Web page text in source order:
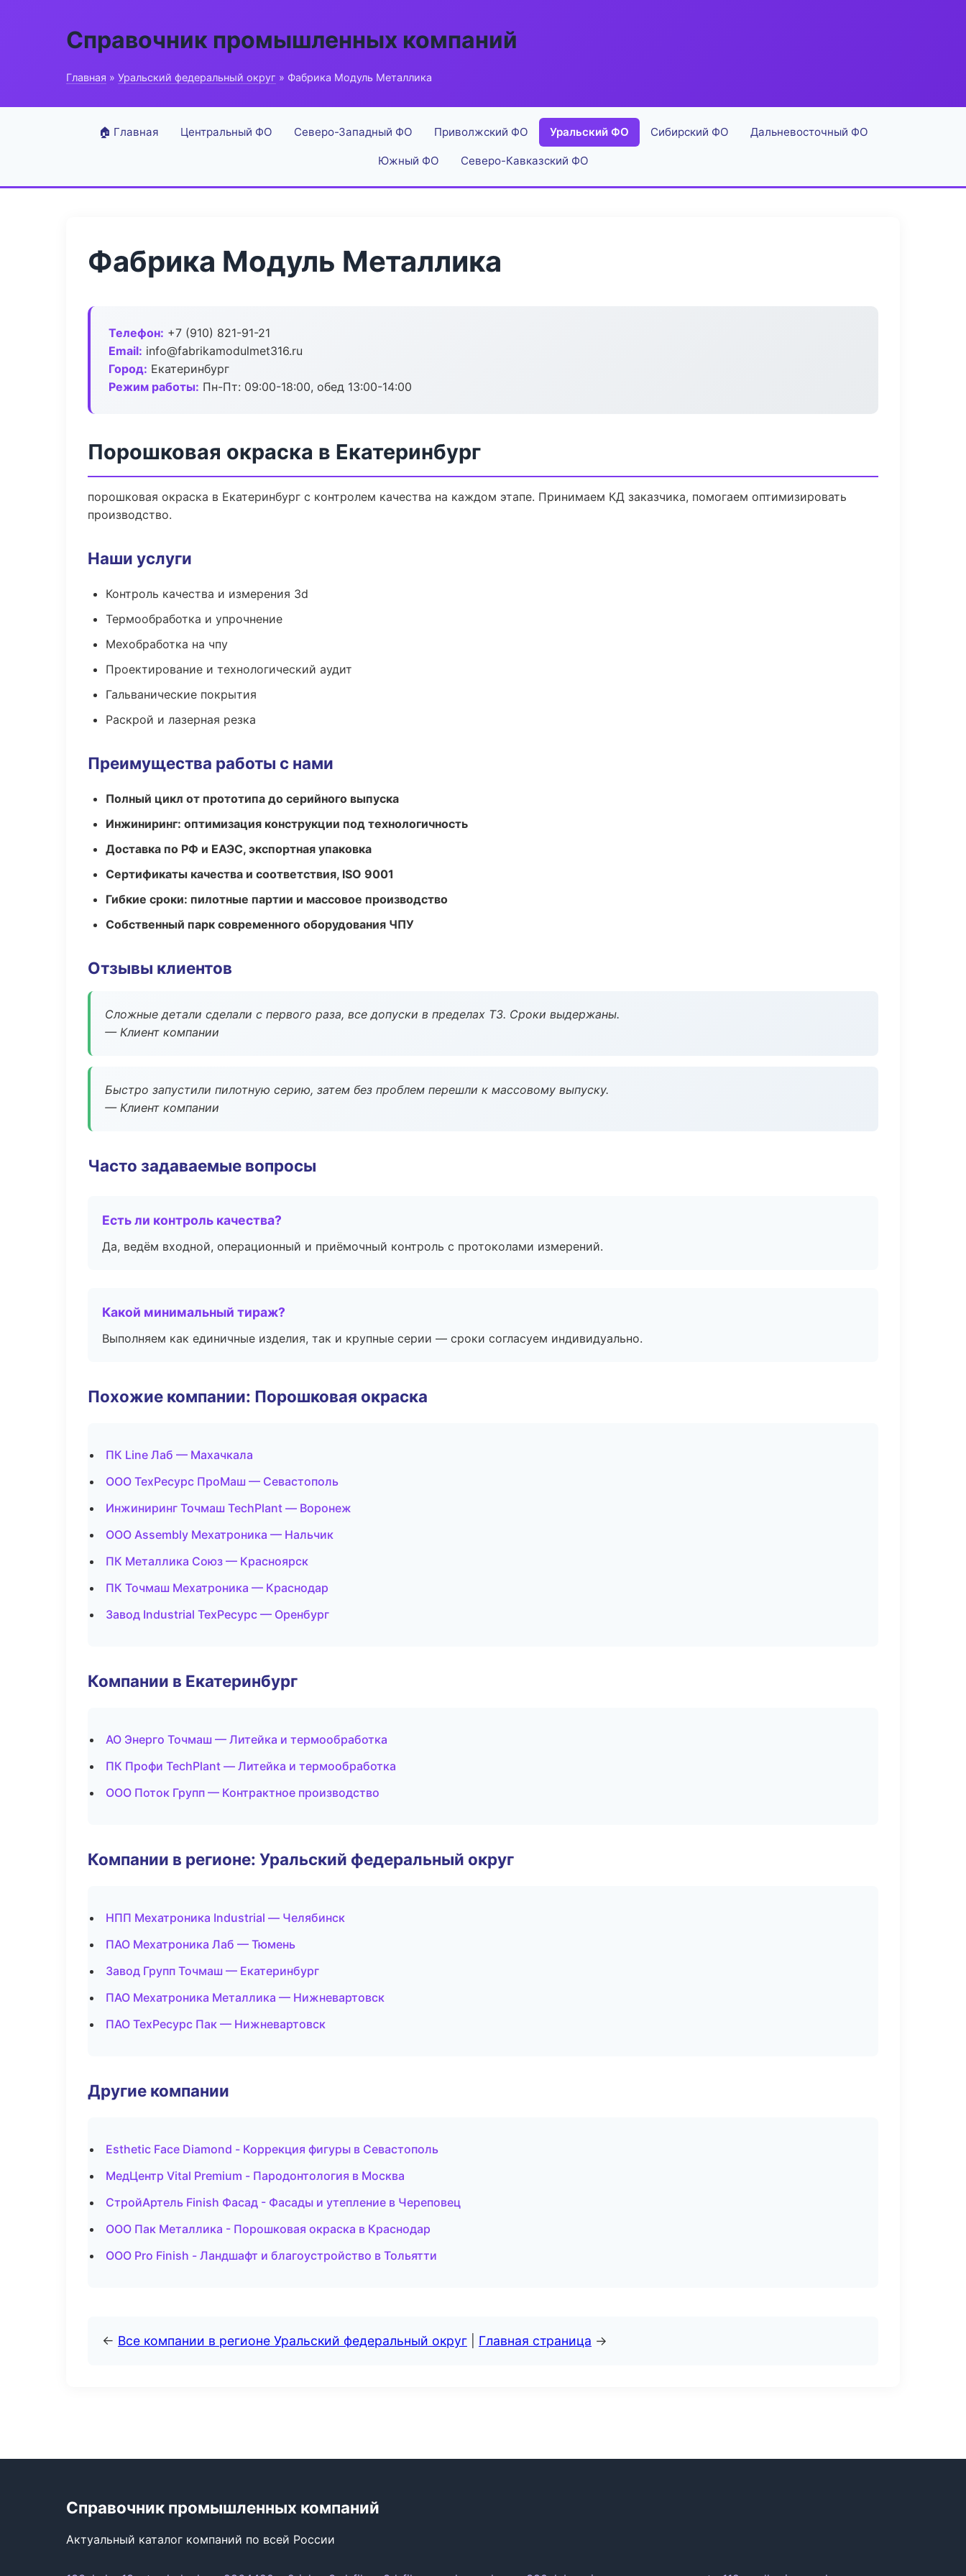
Справочник промышленных компаний
Главная » Уральский федеральный округ » Фабрика Модуль Металлика
🏠 Главная Центральный ФО Северо-Западный ФО Приволжский ФО Уральский ФО Сибирский ФО Дальневосточный ФО
Южный ФО Северо-Кавказский ФО
Фабрика Модуль Металлика
Телефон: +7 (910) 821-91-21
Email: info@fabrikamodulmet316.ru
Город: Екатеринбург
Режим работы: Пн-Пт: 09:00-18:00, обед 13:00-14:00
Порошковая окраска в Екатеринбург
порошковая окраска в Екатеринбург с контролем качества на каждом этапе. Принимаем КД заказчика, помогаем оптимизировать
производство.
Наши услуги
Контроль качества и измерения 3d
Термообработка и упрочнение
Мехобработка на чпу
Проектирование и технологический аудит
Гальванические покрытия
Раскрой и лазерная резка
Преимущества работы с нами
Полный цикл от прототипа до серийного выпуска
Инжиниринг: оптимизация конструкции под технологичность
Доставка по РФ и ЕАЭС, экспортная упаковка
Сертификаты качества и соответствия, ISO 9001
Гибкие сроки: пилотные партии и массовое производство
Собственный парк современного оборудования ЧПУ
Отзывы клиентов
Сложные детали сделали с первого раза, все допуски в пределах ТЗ. Сроки выдержаны.
— Клиент компании
Быстро запустили пилотную серию, затем без проблем перешли к массовому выпуску.
— Клиент компании
Часто задаваемые вопросы
Есть ли контроль качества?
Да, ведём входной, операционный и приёмочный контроль с протоколами измерений.
Какой минимальный тираж?
Выполняем как единичные изделия, так и крупные серии — сроки согласуем индивидуально.
Похожие компании: Порошковая окраска
ПК Line Лаб — Махачкала
ООО ТехРесурс ПроМаш — Севастополь
Инжиниринг Точмаш TechPlant — Воронеж
ООО Assembly Мехатроника — Нальчик
ПК Металлика Союз — Красноярск
ПК Точмаш Мехатроника — Краснодар
Завод Industrial ТехРесурс — Оренбург
Компании в Екатеринбург
АО Энерго Точмаш — Литейка и термообработка
ПК Профи TechPlant — Литейка и термообработка
ООО Поток Групп — Контрактное производство
Компании в регионе: Уральский федеральный округ
НПП Мехатроника Industrial — Челябинск
ПАО Мехатроника Лаб — Тюмень
Завод Групп Точмаш — Екатеринбург
ПАО Мехатроника Металлика — Нижневартовск
ПАО ТехРесурс Пак — Нижневартовск
Другие компании
Esthetic Face Diamond - Коррекция фигуры в Севастополь
МедЦентр Vital Premium - Пародонтология в Москва
СтройАртель Finish Фасад - Фасады и утепление в Череповец
ООО Пак Металлика - Порошковая окраска в Краснодар
ООО Pro Finish - Ландшафт и благоустройство в Тольятти
← Все компании в регионе Уральский федеральный округ Главная страница →
Справочник промышленных компаний
Актуальный каталог компаний по всей России